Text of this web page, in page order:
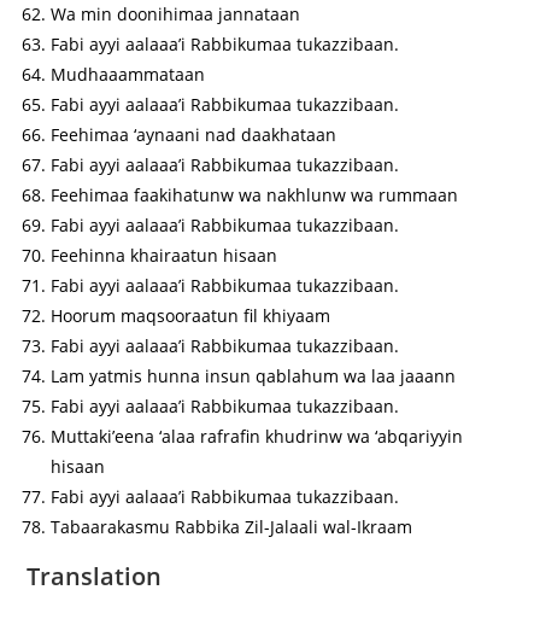
Wa min doonihimaa jannataan
Fabi ayyi aalaaa’i Rabbikumaa tukazzibaan.
Mudhaaammataan
Fabi ayyi aalaaa’i Rabbikumaa tukazzibaan.
Feehimaa ‘aynaani nad daakhataan
Fabi ayyi aalaaa’i Rabbikumaa tukazzibaan.
Feehimaa faakihatunw wa nakhlunw wa rummaan
Fabi ayyi aalaaa’i Rabbikumaa tukazzibaan.
Feehinna khairaatun hisaan
Fabi ayyi aalaaa’i Rabbikumaa tukazzibaan.
Hoorum maqsooraatun fil khiyaam
Fabi ayyi aalaaa’i Rabbikumaa tukazzibaan.
Lam yatmis hunna insun qablahum wa laa jaaann
Fabi ayyi aalaaa’i Rabbikumaa tukazzibaan.
Muttaki’eena ‘alaa rafrafin khudrinw wa ‘abqariyyin
hisaan
Fabi ayyi aalaaa’i Rabbikumaa tukazzibaan.
Tabaarakasmu Rabbika Zil-Jalaali wal-Ikraam
Translation